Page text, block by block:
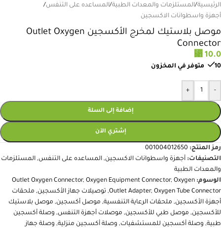
الرئيسية/المستلزمات والمعدات الطبية/المساعده على التنفس/
أجهزة واسطوانات الاكسجين
موصل بلاستيك لمخرج الأكسجين Outlet Oxygen
Connector
⃁ 10.0
10 متوفر في المخزون
-
+
إضافة إلى السلة
إشتري الآن
رمز المنتج: 001004012650
التصنيفات: أجهزة واسطوانات الاكسجين, المساعده على التنفس, المستلزمات
والمعدات الطبية
الوسوم:
Outlet Oxygen Connector, Oxygen Equipment Connector, Oxygen
Outlet Adapter, Oxygen Tube Connector
, توصيلات جهاز الأكسجين, ملحقات
أجهزة الأكسجين, ملحقات الرعاية التنفسية, موصل أكسجين, موصل بلاستيك
للأكسجين, موصل طبي للأكسجين, موصلات أجهزة التنفس, وصلة أكسجين
طبية, وصلة أكسجين للمستشفيات, وصلة أكسجين منزلية, وصلة جهاز